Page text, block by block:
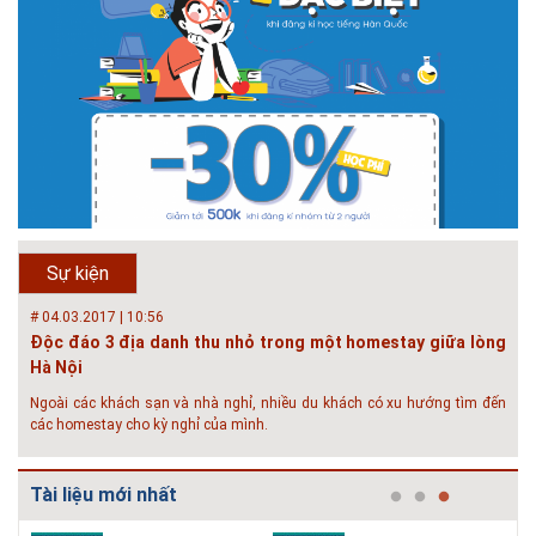
Sự kiện
Phát triển đô thị thông minh và bền vững đang là mục tiêu của rất nhiều
thành phố trên thế giới. Tại Việt Nam, đã có gần 20 tỉnh, thành phố trên
toàn quốc đang triển khai hoặc khởi động các đề án về đô thị thông
minh. Vi...
# 23.06.2018 | 15:37
Hội thảo về sàn bê tông chất lượng cao tại Hà Nội và TP Hồ
Chí Minh
Hội thảo “Sàn bê tông chất lượng cao – công nghệ mới nhất tại Châu Âu
& Mỹ và các vấn đề áp dụng tại Việt Nam” được tổ chức bởi HOUSELINK
sẽ diễn ra vào 14h00 ngày 26/06/2018 tại Khách sạn Pan Pacific, Hà Nội
và ngày 28/...
# 04.03.2017 | 10:56
Độc đáo 3 địa danh thu nhỏ trong một homestay giữa lòng
Hà Nội
Ngoài các khách sạn và nhà nghỉ, nhiều du khách có xu hướng tìm đến
các homestay cho kỳ nghỉ của mình.
# 05.04.2025 | 17:16
Tuyển sinh 2025, Khoa kỹ thuật hạ tầng và môi trường đô thị
- Đại học Kiến trúc...
Tài liệu mới nhất